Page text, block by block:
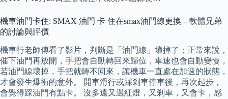
機車油門卡住: SMAX 油門 卡 住在smax油門線更換 – 軟體兄弟
的討論與評價
機車行老師傅看了影片，判斷是「油門線」壞掉了；正常來說，
催下油門再放開，手把會自動轉回來歸位，車速也會自動變慢，
若油門線壞掉，手把就轉不回來，讓機車一直處在加速的狀態，
才會發生爆衝的意外。 開車滑行或踩剎車停車後，再次起步，
會覺得踩油門有點卡。 沒多遠又遇紅燈，又剎車，又會卡，感